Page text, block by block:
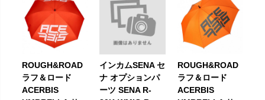
ROUGH&ROAD
ラフ＆ロード
ACERBIS
インカムSENA セ
ナ オプションパ
ーツ SENA R-
ROUGH&ROAD
ラフ＆ロード
ACERBIS